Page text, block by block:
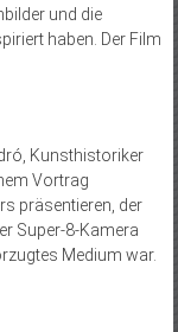
und die
haben. Der Film
Kunsthistoriker
Vortrag
präsentieren, der
Super-8-Kamera
Medium war.